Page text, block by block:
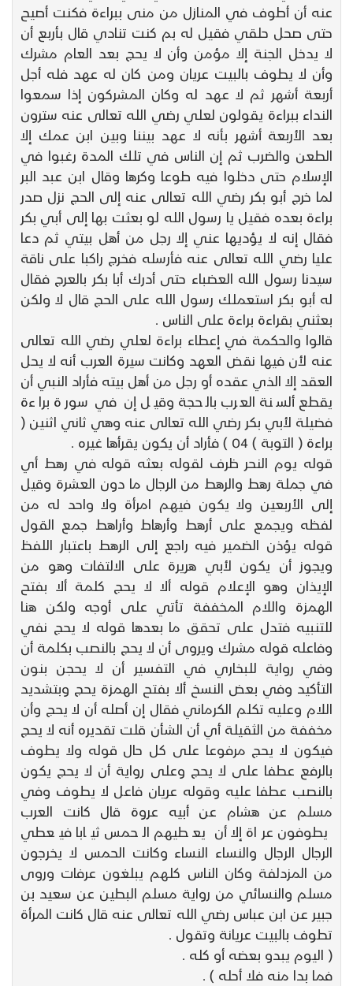
عنه أن أطوف في المنازل من منى ببراءة فكنت أصيح
حتى صحل حلقي فقيل له بم كنت تنادي قال بأربع أن
لا يدخل الجنة إلا مؤمن وأن لا يحج بعد العام مشرك
وأن لا يطوف بالبيت عريان ومن كان له عهد فله أجل
أربعة أشهر ثم لا عهد له وكان المشركون إذا سمعوا
النداء ببراءة يقولون لعلي رضي الله تعالى عنه سترون
بعد الأربعة أشهر بأنه لا عهد بيننا وبين ابن عمك إلا
الطعن والضرب ثم إن الناس في تلك المدة رغبوا في
الإسلام حتى دخلوا فيه طوعا وكرها وقال ابن عبد البر
لما خرج أبو بكر رضي الله تعالى عنه إلى الحج نزل صدر
براءة بعده فقيل يا رسول الله لو بعثت بها إلى أبي بكر
فقال إنه لا يؤديها عني إلا رجل من أهل بيتي ثم دعا
عليا رضي الله تعالى عنه فأرسله فخرج راكبا على ناقة
سيدنا رسول الله العضباء حتى أدرك أبا بكر بالعرج فقال
له أبو بكر استعملك رسول الله على الحج قال لا ولكن
بعثني بقراءة براءة على الناس .
قالوا والحكمة في إعطاء براءة لعلي رضي الله تعالى
عنه لأن فيها نقض العهد وكانت سيرة العرب أنه لا يحل
العقد إلا الذي عقده أو رجل من أهل بيته فأراد النبي أن
يقطع ألسنة العرب بالحجة وقيل إن في سورة براءة
فضيلة لأبي بكر رضي الله تعالى عنه وهي ثاني اثنين (
براءة ( التوبة ) 04 ) فأراد أن يكون يقرأها غيره .
قوله يوم النحر ظرف لقوله بعثه قوله في رهط أي
في جملة رهط والرهط من الرجال ما دون العشرة وقيل
إلى الأربعين ولا يكون فيهم امرأة ولا واحد له من
لفظه ويجمع على أرهط وأرهاط وأراهط جمع القول
قوله يؤذن الضمير فيه راجع إلى الرهط باعتبار اللفظ
ويجوز أن يكون لأبي هريرة على الالتفات وهو من
الإيذان وهو الإعلام قوله ألا لا يحج كلمة ألا بفتح
الهمزة واللام المخففة تأتي على أوجه ولكن هنا
للتنبيه فتدل على تحقق ما بعدها قوله لا يحج نفي
وفاعله قوله مشرك ويروى أن لا يحج بالنصب بكلمة أن
وفي رواية للبخاري في التفسير أن لا يحجن بنون
التأكيد وفي بعض النسخ ألا بفتح الهمزة يحج وبتشديد
اللام وعليه تكلم الكرماني فقال إن أصله أن لا يحج وأن
مخففة من الثقيلة أي أن الشأن قلت تقديره أنه لا يحج
فيكون لا يحج مرفوعا على كل حال قوله ولا يطوف
بالرفع عطفا على لا يحج وعلى رواية أن لا يحج يكون
بالنصب عطفا عليه وقوله عريان فاعل لا يطوف وفي
مسلم عن هشام عن أبيه عروة قال كانت العرب
يطوفون عراة إلا أن يعطيهم الحمس ثيابا فيعطي
الرجال الرجال والنساء النساء وكانت الحمس لا يخرجون
من المزدلفة وكان الناس كلهم يبلغون عرفات وروى
مسلم والنسائي من رواية مسلم البطين عن سعيد بن
جبير عن ابن عباس رضي الله تعالى عنه قال كانت المرأة
تطوف بالبيت عريانة وتقول .
( اليوم يبدو بعضه أو كله .
فما بدا منه فلا أحله ) .